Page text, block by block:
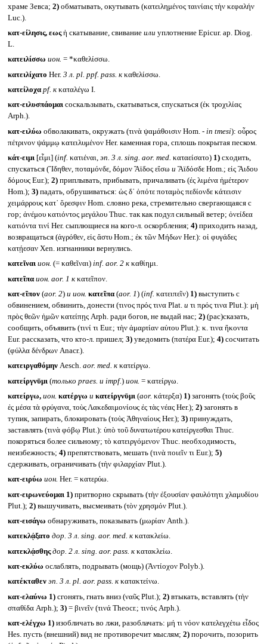
храме Зевса; 2)обматывать, окутывать (κατειλημένος ταινίαις τὴν κεφαλήν
Luc.).
κατ-είλησις, εωςἡ скатывание, свивание или уплотнение Epicur. ap. Diog.
L.
κατειλίσσω ион. = *καθελίσσω.
κατειλίχατο Her. 3 л. pl. ppf. pass. кκαθελίσσω.
κατείλοχα pf. кκαταλέγω I.
κατ-ειλυσπάομαι соскальзывать, скатываться, спускаться (ἐκ τροχιλίας
Arph.).
κατ-ειλύω обволакивать, окружать (τινὰ ψαμάθοισιν Hom. - in tmesi): οὖρος
πέτρινον ψάμμῳ κατειλυμένον Her. каменная гора, сплошь покрытая песком.
κάτ-ειμι [εἶμι] (inf. κατιέναι, эп. 3 л. sing. aor. med. καταείσατο) 1)сходить,
спускаться (Ἴδηθεν, ποταμόνδε, δόμον Ἄϊδος εἴσω и Ἄϊδόσδε Hom.; εἰς Ἃιδου
δόμους Eur.); 2)приплывать, прибывать, причаливать (ἐς λιμένα ἡμέτερον
Hom.); 3)падать, обрушиваться: ὡς δ᾽ ὁπότε ποταμὸς πεδίονδε κάτεισιν
χειμάρρους κατ᾽ ὄρεσφιν Hom. словно река, стремительно свергающаяся с
гор; ἀνέμου κατιόντος μεγάλου Thuc. так как подул сильный ветер; ὀνείδεα
κατιόντα τινί Her. сыплющиеся на кого-л. оскорбления; 4)приходить назад,
возвращаться (ἀγρόθεν, εἰς ἄστυ Hom.; ἐκ τῶν Μήδων Her.): οἱ φυγάδες
κατῄεσαν Xen. изгнанники вернулись.
κατεῖναι ион. (= καθεῖναι) inf. aor. 2 кκαθίημι.
κατεῖπα ион. aor. 1 кκατεῖπον.
κατ-εῖπον (aor. 2) и ион. κατεῖπα (aor. 1) (inf. κατειπεῖν) 1)выступить с
обвинением, обвинить, донести (τινος πρός τινα Plat. и τι πρός τινα Plut.): μὴ
πρὸς θεῶν ἡμῶν κατείπῃς Arph. ради богов, не выдай нас; 2)(рас)сказать,
сообщить, объявить (τινί τι Eur.; τὴν ἁμαρτίαν αὑτου Plut.): κ. τινα ἥκοντα
Eur. рассказать, что кто-л. пришел; 3)уведомить (πατέρα Eur.); 4)сосчитать
(φύλλα δένδρων Anacr.).
κατειργαθόμηνAesch. aor. med. кκατείργω.
κατείργνῡμι (только praes. и impf.) ион. = κατείργω.
κατείργω, ион. κατέργω и κατείργνῡμι(aor. κάτερξα) 1)загонять (τοὺς βοῦς
ἐς μέσα τὰ φρύγανα, τοὺς Λακεδαιμονίους ἐς τὰς νέας Her.); 2)загонять в
тупик, запирать, блокировать (τοὺς Ἀθηναίους Her.); 3)принуждать,
заставлять (τινὰ φόβῳ Plut.): ὑπὸ τοῦ δυνατωτέρου κατείργεσθαι Thuc.
покоряться более сильному; τὸ κατειργόμενον Thuc. необходимость,
неизбежность; 4)препятствовать, мешать (τινὰ ποιεῖν τι Eur.); 5)
сдерживать, ограничивать (τὴν φιλαρχίαν Plut.).
κατ-ειρύω ион. Her. = κατερύω.
κατ-ειρωνεύομαι 1)притворно скрывать (τὴν ἐξουσίαν φαυλότητι χλαμυδίου
Plut.); 2)вышучивать, высмеивать (τὸν χρησμόν Plut.).
κατ-εισάγω обнаруживать, показывать (μωρίαν Anth.).
κατεκλᾴξατο дор. 3 л. sing. aor. med. кκατακλείω.
κατεκλᾴσθης дор. 2 л. sing. aor. pass. кκατακλείω.
κατ-εκλύω ослаблять, подрывать (мощь) (Ἀντίοχον Polyb.).
κατέκταθεν эп. 3 л. pl. aor. pass. кκατακτείνω.
κατ-ελαύνω 1)сгонять, гнать вниз (ναῦς Plut.); 2)втыкать, вставлять (τὴν
σπαθίδα Arph.); 3)= βινεῖν (τινά Theocr.; τινός Arph.).
κατ-ελέγχω 1)изобличать во лжи, разоблачать: μή τι νόον κατελεγχέτω εἶδος
Hes. пусть (внешний) вид не противоречит мыслям; 2)порочить, позорить